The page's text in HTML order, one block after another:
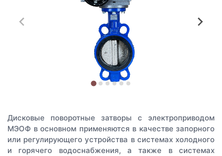
Дисковые поворотные затворы с электроприводом
МЭОФ в основном применяются в качестве запорного
или регулирующего устройства в системах холодного
и горячего водоснабжения, а также в системах